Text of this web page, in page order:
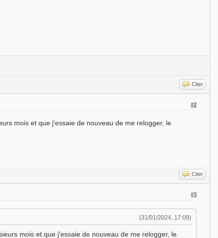
Citer
#2
mois et que j'essaie de nouveau de me relogger, le
Citer
#3
(31/01/2024, 17:09)
mois et que j'essaie de nouveau de me relogger, le